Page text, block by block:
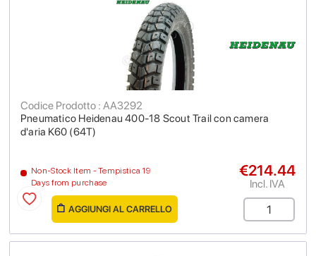
Pneumatico Heidenau 400-18 Scout Trail con camera
d'aria K60 (64T)
Codice Prodotto : AA3292
Non-Stock Item - Tempistica 19
Days from purchase
€214.44
Incl. IVA
AGGIUNGI AL CARRELLO